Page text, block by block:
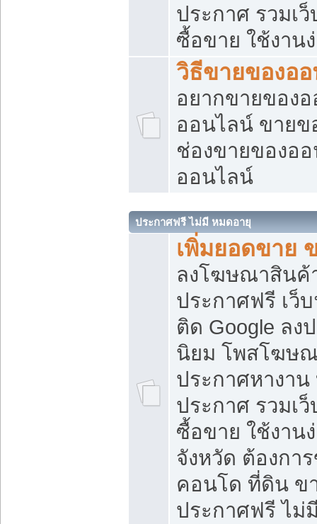
ประกาศ รวมเ
ซื้อขาย ใช้งาน
วิธีขายของอ
อยากขายของ
ออนไลน์ ขายข
ช่องขายของอ
ออนไลน์
ประกาศฟรี ไม่มี หมดอายุ
เพิ่มยอดขาย
ลงโฆษณาสิน
ประกาศฟรี เว็
ติด Google ลง
นิยม โพสโฆษ
ประกาศหางาน
ประกาศ รวมเ
ซื้อขาย ใช้งาน
จังหวัด ต้องกา
คอนโด ที่ดิน ข
ประกาศฟรี ไม่